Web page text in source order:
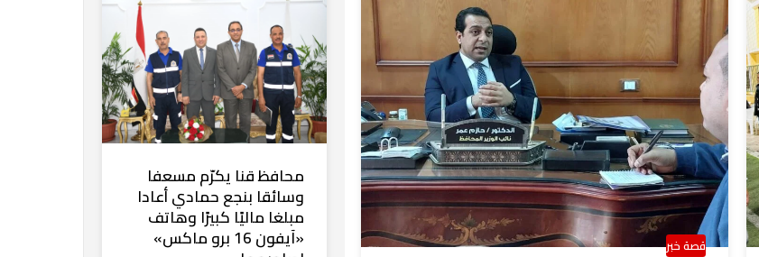
قصة خبر
محافظ قنا يكرّم مسعفا
وسائقا بنجع حمادي أعادا
مبلغا ماليًا كبيرًا وهاتف
«آيفون 16 برو ماكس»